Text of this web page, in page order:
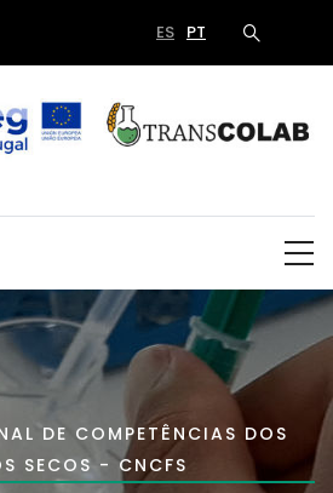
PT
ES
DE COMPETÊNCIAS DOS
SECOS - CNCFS